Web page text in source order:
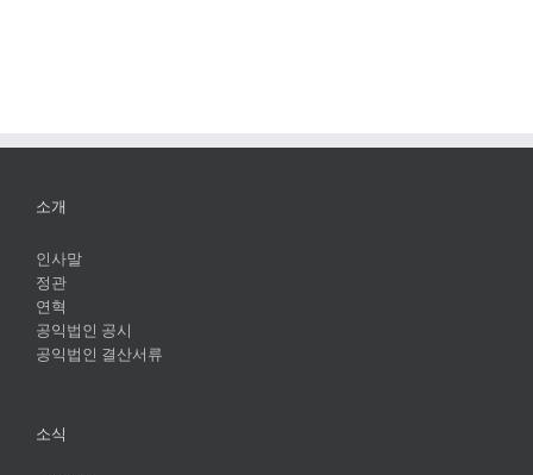
소개
인사말
정관
연혁
공익법인 공시
공익법인 결산서류
소식